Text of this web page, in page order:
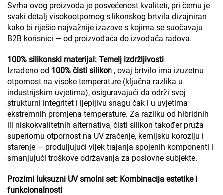
Svrha ovog proizvoda je posvećenost kvaliteti, pri čemu je
svaki detalj visokootpornog silikonskog brtvila dizajniran
kako bi riješio najvažnije izazove s kojima se suočavaju
B2B korisnici — od proizvođača do izvođača radova.
100% silikonski materijal: Temelj izdržljivosti
Izrađeno od 100% čisti silikon , ovaj brtvilo ima izuzetnu
otpornost na visoke temperature (ključna razlika u
industrijskim uvjetima), osiguravajući da održi svoj
strukturni integritet i ljepljivu snagu čak i u uvjetima
ekstremnih promjena temperature. Za razliku od hibridnih
ili niskokvalitetnih alternativa, čisti silikon također pruža
superiornu otpornost na UV zračenje, kemijsku koroziju i
starenje — produljujući vijek trajanja spojenih komponenti i
smanjujući troškove održavanja za poslovne subjekte.
Prozirni luksuzni UV smolni set: Kombinacija estetike i
funkcionalnosti